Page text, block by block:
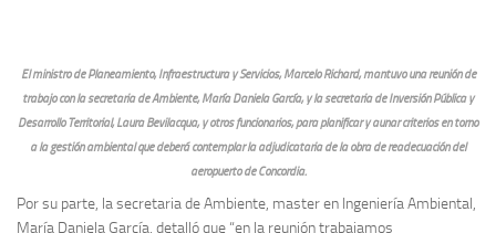
El ministro de Planeamiento, Infraestructura y Servicios, Marcelo Richard, mantuvo una reunión de
trabajo con la secretaria de Ambiente, María Daniela García, y la secretaria de Inversión Pública y
Desarrollo Territorial, Laura Bevilacqua, y otros funcionarios, para planificar y aunar criterios en torno
a la gestión ambiental que deberá contemplar la adjudicataria de la obra de readecuación del
aeropuerto de Concordia.
Por su parte, la secretaria de Ambiente, master en Ingeniería Ambiental,
María Daniela García, detalló que “en la reunión trabajamos